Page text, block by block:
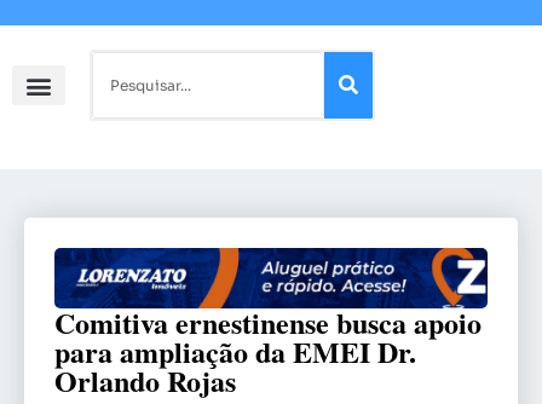
Comitiva ernestinense busca apoio
para ampliação da EMEI Dr.
Orlando Rojas